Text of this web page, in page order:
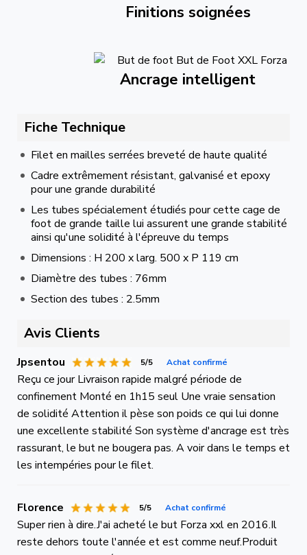
Finitions soignées
Ancrage intelligent
Fiche Technique
Filet en mailles serrées breveté de haute qualité
Cadre extrêmement résistant, galvanisé et epoxy
pour une grande durabilité
Les tubes spécialement étudiés pour cette cage de
foot de grande taille lui assurent une grande stabilité
ainsi qu'une solidité à l'épreuve du temps
Dimensions : H 200 x larg. 500 x P 119 cm
Diamètre des tubes : 76mm
Section des tubes : 2.5mm
Avis Clients
Jpsentou 5/5 Achat confirmé
Reçu ce jour Livraison rapide malgré période de
confinement Monté en 1h15 seul Une vraie sensation
de solidité Attention il pèse son poids ce qui lui donne
une excellente stabilité Son système d'ancrage est très
rassurant, le but ne bougera pas. A voir dans le temps et
les intempéries pour le filet.
Florence 5/5 Achat confirmé
Super rien à dire.J'ai acheté le but Forza xxl en 2016.Il
reste dehors toute l'année et est comme neuf.Produit